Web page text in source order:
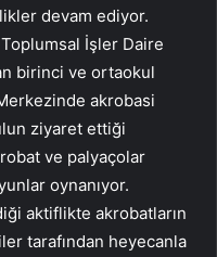
devam ediyor.
İşler Daire
birinci ve ortaokul
akrobasi
ziyaret ettiği
ve palyaçolar
oynanıyor.
aktiflikte akrobatların
tarafından heyecanla